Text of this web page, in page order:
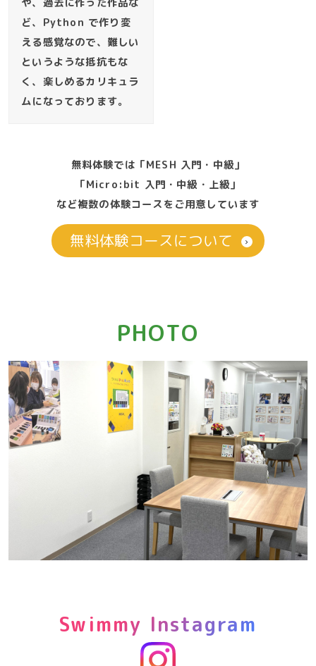
ど、Python で作り変
える感覚なので、難しい
というような抵抗もな
く、楽しめるカリキュラ
ムになっております。
無料体験では「MESH 入門・中級」
「Micro:bit 入門・中級・上級」
など複数の体験コースをご用意しています
無料体験コースについて
PHOTO
Swimmy Instagram